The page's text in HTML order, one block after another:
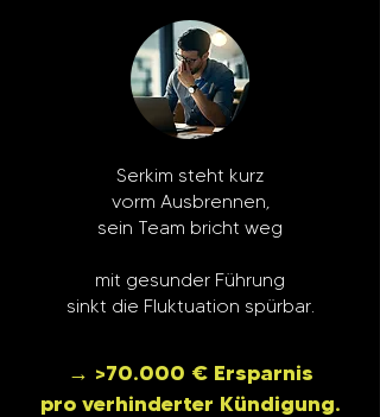
Serkim steht kurz
vorm Ausbrennen,
sein Team bricht weg
mit gesunder Führung
sinkt die Fluktuation spürbar.
→ >70.000 € Ersparnis
pro verhinderter Kündigung.